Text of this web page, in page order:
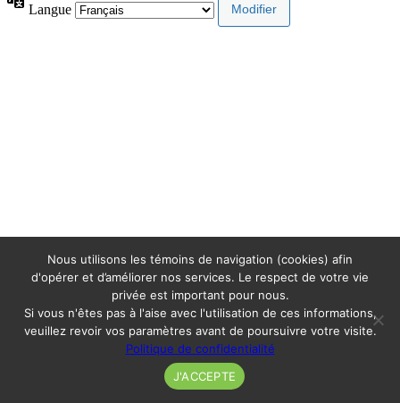
Langue
Nous utilisons les témoins de navigation (cookies) afin
d'opérer et d’améliorer nos services. Le respect de votre vie
privée est important pour nous.
Si vous n'êtes pas à l'aise avec l'utilisation de ces informations,
veuillez revoir vos paramètres avant de poursuivre votre visite.
Politique de confidentialité
J'ACCEPTE